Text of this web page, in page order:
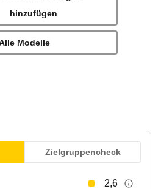
hinzufügen
Modelle
Zielgruppencheck
2,6